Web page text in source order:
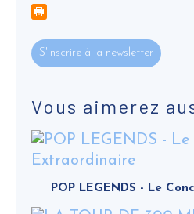
S'inscrire à la newsletter
Vous aimerez
POP LEGENDS - Le